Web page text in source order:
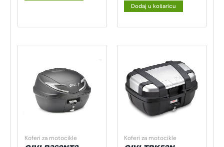
Dodaj u košaricu
Koferi za motocikle Koferi za motocikle